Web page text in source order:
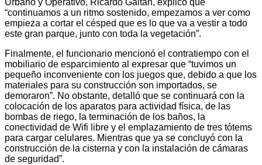
Urbano y Operativo, Ricardo Gaitán, explicó que
“continuamos a un ritmo sostenido, empezamos a ver como
empieza a cortar el césped que es lo que va a vestir a todo
este gran parque, junto con toda la vegetación”.
Finalmente, el funcionario mencionó el contratiempo con el
mobiliario de esparcimiento al expresar que “tuvimos un
pequeño inconveniente con los juegos que, debido a que los
materiales para su construcción son importados, se
demoraron”. No obstante, detalló que se continuará con la
colocación de los aparatos para actividad física, de las
bombas de riego, la terminación de los baños, la
conectividad de Wifi libre y el emplazamiento de tres tótems
para cargar celulares. Mientras que ya se concluyó con la
construcción de la cisterna y con la instalación de cámaras
de seguridad”.